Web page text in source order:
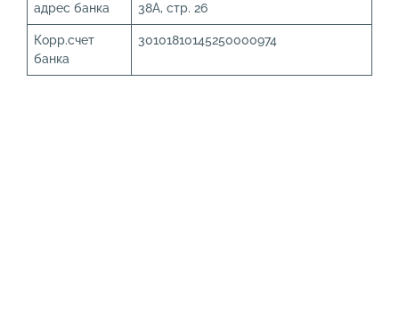
адрес банка
38А, стр. 26
Корр.счет
банка
30101810145250000974